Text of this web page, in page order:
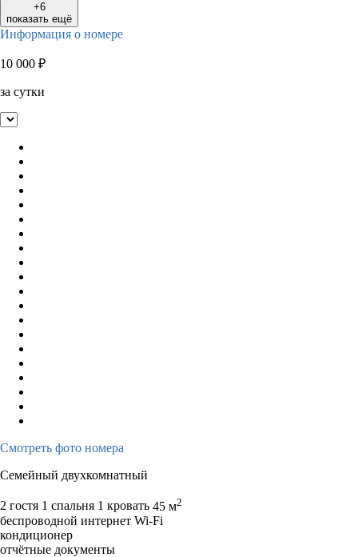
+6
показать ещё
Информация о номере
10 000 ₽
за сутки
Смотреть фото номера
Семейный двухкомнатный
2 гостя 1 спальня 1 кровать 45 м2
беспроводной интернет Wi-Fi
кондиционер
отчётные документы